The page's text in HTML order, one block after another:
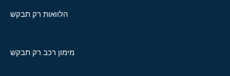
הלוואות רק תבקש
מימון רכב רק תבקש